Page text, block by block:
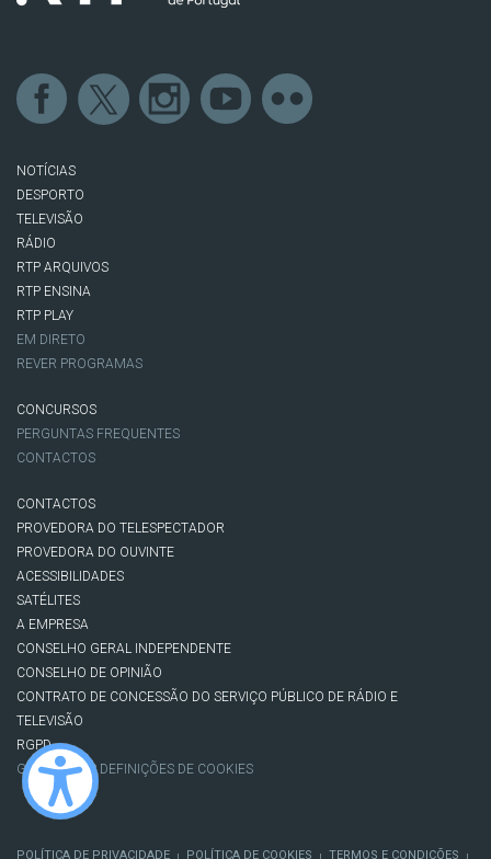
NOTÍCIAS
DESPORTO
TELEVISÃO
RÁDIO
RTP ARQUIVOS
RTP ENSINA
RTP PLAY
EM DIRETO
REVER PROGRAMAS
CONCURSOS
PERGUNTAS FREQUENTES
CONTACTOS
CONTACTOS
PROVEDORA DO TELESPECTADOR
PROVEDORA DO OUVINTE
ACESSIBILIDADES
SATÉLITES
A EMPRESA
CONSELHO GERAL INDEPENDENTE
CONSELHO DE OPINIÃO
CONTRATO DE CONCESSÃO DO SERVIÇO PÚBLICO DE RÁDIO E
TELEVISÃO
RGPD
GESTÃO DAS DEFINIÇÕES DE COOKIES
POLÍTICA DE PRIVACIDADE | POLÍTICA DE COOKIES | TERMOS E CONDIÇÕES |